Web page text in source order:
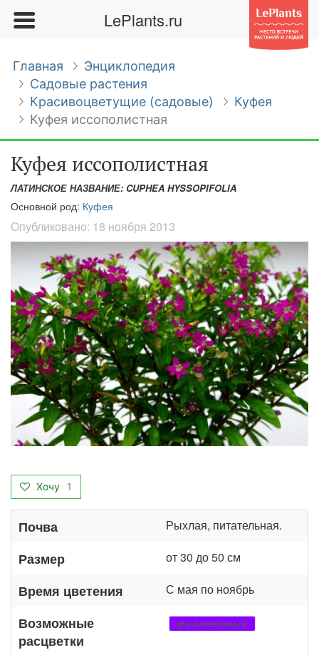
LePlants.ru
Главная
Энциклопедия
Садовые растения
Красивоцветущие (садовые)
Куфея
Куфея иссополистная
Куфея иссополистная
ЛАТИНСКОЕ НАЗВАНИЕ: CUPHEA HYSSOPIFOLIA
Основной род: Куфея
Опубликовано: 18 ноября 2013
Хочу 1
Почва Рыхлая, питательная.
Размер от 30 до 50 см
Время цветения С мая по ноябрь
Возможные
расцветки
фиолетовый